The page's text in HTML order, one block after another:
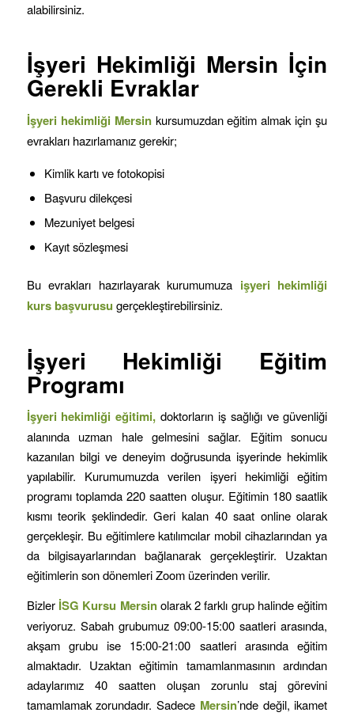
alabilirsiniz.
İşyeri Hekimliği Mersin İçin
Gerekli Evraklar
İşyeri hekimliği Mersinkursumuzdan eğitim almak için şu
evrakları hazırlamanız gerekir;
Kimlik kartı ve fotokopisi
Başvuru dilekçesi
Mezuniyet belgesi
Kayıt sözleşmesi
Bu evrakları hazırlayarak kurumumuza işyeri hekimliği
kurs başvurusu gerçekleştirebilirsiniz.
İşyeri Hekimliği Eğitim
Programı
İşyeri hekimliği eğitimi, doktorların iş sağlığı ve güvenliği
alanında uzman hale gelmesini sağlar. Eğitim sonucu
kazanılan bilgi ve deneyim doğrusunda işyerinde hekimlik
yapılabilir. Kurumumuzda verilen işyeri hekimliği eğitim
programı toplamda 220 saatten oluşur. Eğitimin 180 saatlik
kısmı teorik şeklindedir. Geri kalan 40 saat online olarak
gerçekleşir. Bu eğitimlere katılımcılar mobil cihazlarından ya
da bilgisayarlarından bağlanarak gerçekleştirir. Uzaktan
eğitimlerin son dönemleri Zoom üzerinden verilir.
Bizler İSG Kursu Mersinolarak 2 farklı grup halinde eğitim
veriyoruz. Sabah grubumuz 09:00-15:00 saatleri arasında,
akşam grubu ise 15:00-21:00 saatleri arasında eğitim
almaktadır. Uzaktan eğitimin tamamlanmasının ardından
adaylarımız 40 saatten oluşan zorunlu staj görevini
tamamlamak zorundadır. Sadece Mersin’nde değil, ikamet